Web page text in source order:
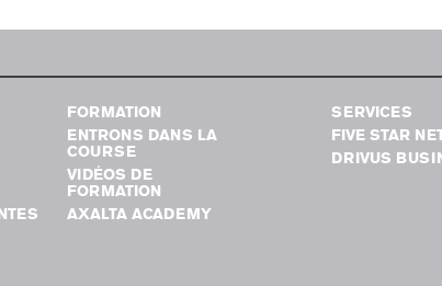
FORMATION
ENTRONS DANS LA
COURSE
VIDÉOS DE
FORMATION
AXALTA ACADEMY
SERVICES
FIVE STAR
DRIVUS